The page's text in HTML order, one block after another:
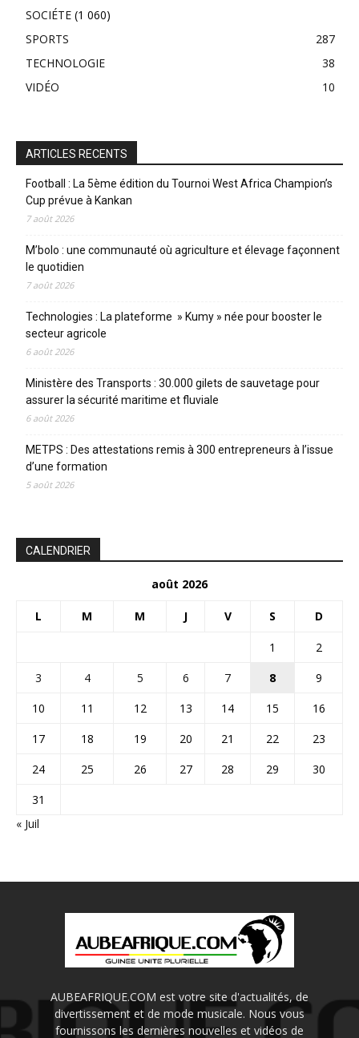
SOCIÉTE (1 060)
SPORTS
287
TECHNOLOGIE
38
VIDÉO
10
ARTICLES RECENTS
Football : La 5ème édition du Tournoi West Africa Champion’s
Cup prévue à Kankan
7 août 2026
M’bolo : une communauté où agriculture et élevage façonnent
le quotidien
7 août 2026
Technologies : La plateforme » Kumy » née pour booster le
secteur agricole
6 août 2026
Ministère des Transports : 30.000 gilets de sauvetage pour
assurer la sécurité maritime et fluviale
6 août 2026
METPS : Des attestations remis à 300 entrepreneurs à l’issue
d’une formation
5 août 2026
CALENDRIER
août 2026
L M M J V S D
1
2
3
4 5 6 7 8
9
10
11 12 13 14 15
16
17
18 19 20 21 22
23
24
25 26 27 28 29
30
31
« Juil
AUBEAFRIQUE.COM est votre site d'actualités, de
divertissement et de mode musicale. Nous vous
fournissons les dernières nouvelles et vidéos de